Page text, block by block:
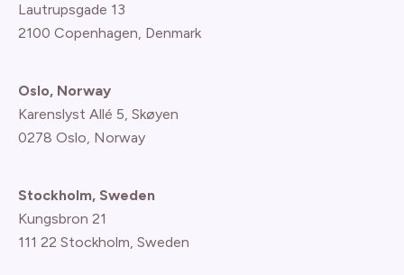
Lautrupsgade 13
2100 Copenhagen, Denmark
Oslo, Norway
Karenslyst Allé 5, Skøyen
0278 Oslo, Norway
Stockholm, Sweden
Kungsbron 21
111 22 Stockholm, Sweden